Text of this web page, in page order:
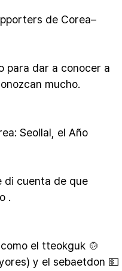
de Corea–
para dar a conocer a
mucho.
Seollal, el Año
di cuenta de que
.
el tteokguk 🍲
y el sebaetdon 💵